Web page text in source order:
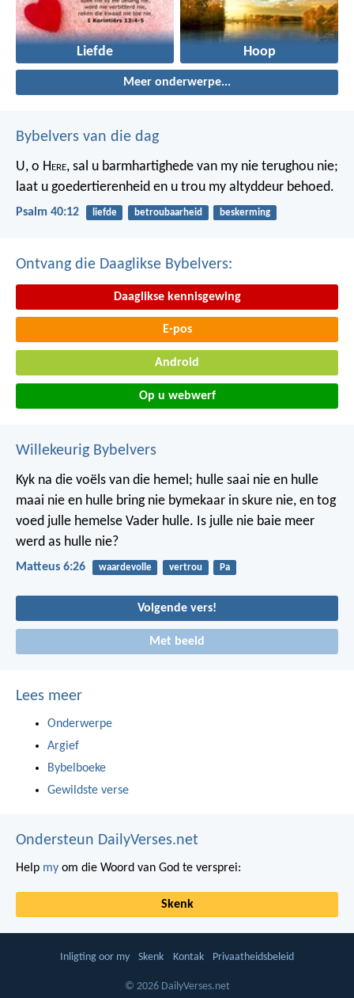
Liefde Hoop
Meer onderwerpe...
Bybelvers van die dag
U, o Here, sal u barmhartighede van my nie terughou nie;
laat u goedertierenheid en u trou my altyddeur behoed.
Psalm 40:12 liefde betroubaarheid beskerming
Ontvang die Daaglikse Bybelvers:
Daaglikse kennisgewing
E-pos
Android
Op u webwerf
Willekeurig Bybelvers
Kyk na die voëls van die hemel; hulle saai nie en hulle
maai nie en hulle bring nie bymekaar in skure nie, en tog
voed julle hemelse Vader hulle. Is julle nie baie meer
werd as hulle nie?
Matteus 6:26 waardevolle vertrou Pa
Volgende vers!
Met beeld
Lees meer
Onderwerpe
Argief
Bybelboeke
Gewildste verse
Ondersteun DailyVerses.net
Help my om die Woord van God te versprei:
Skenk
Inligting oor my Skenk Kontak Privaatheidsbeleid
© 2026 DailyVerses.net